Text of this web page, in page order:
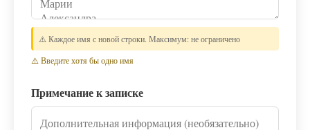
⚠️ Каждое имя с новой строки. Максимум: не ограничено
⚠️ Введите хотя бы одно имя
Примечание к записке